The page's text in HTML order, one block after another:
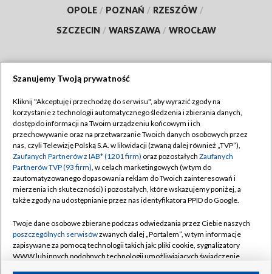
OPOLE / POZNAŃ / RZESZÓW /
SZCZECIN / WARSZAWA / WROCŁAW
TVP
Abonament TVP
Emisja w TVP
Centrum informacji TVP
Naziemna Telewizja Cyfrowa
Rada Programowa
System NOS
Informacje o nadawcy
Regulamin TVP
Polityka prywatności
Moje zgody
Pomoc
Kontakt
Szanujemy Twoją prywatność
Kliknij "Akceptuję i przechodzę do serwisu", aby wyrazić zgody na
korzystanie z technologii automatycznego śledzenia i zbierania danych,
dostęp do informacji na Twoim urządzeniu końcowym i ich
przechowywanie oraz na przetwarzanie Twoich danych osobowych przez
nas, czyli Telewizję Polską S.A. w likwidacji (zwaną dalej również „TVP”),
Zaufanych Partnerów z IAB* (1201 firm) oraz pozostałych Zaufanych
Partnerów TVP (93 firm), w celach marketingowych (w tym do
zautomatyzowanego dopasowania reklam do Twoich zainteresowań i
mierzenia ich skuteczności) i pozostałych, które wskazujemy poniżej, a
także zgody na udostępnianie przez nas identyfikatora PPID do Google.
Twoje dane osobowe zbierane podczas odwiedzania przez Ciebie naszych
poszczególnych serwisówzwanych dalej „Portalem”, w tym informacje
zapisywane za pomocą technologii takich jak: pliki cookie, sygnalizatory
WWW lub innych podobnych technologii umożliwiających świadczenie